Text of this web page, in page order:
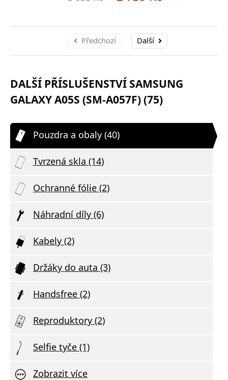
Předchozí Další
DALŠÍ PŘÍSLUŠENSTVÍ SAMSUNG
GALAXY A05S (SM-A057F) (75)
Pouzdra a obaly (40)
Tvrzená skla (14)
Ochranné fólie (2)
Náhradní díly (6)
Kabely (2)
Držáky do auta (3)
Handsfree (2)
Reproduktory (2)
Selfie tyče (1)
Zobrazit více